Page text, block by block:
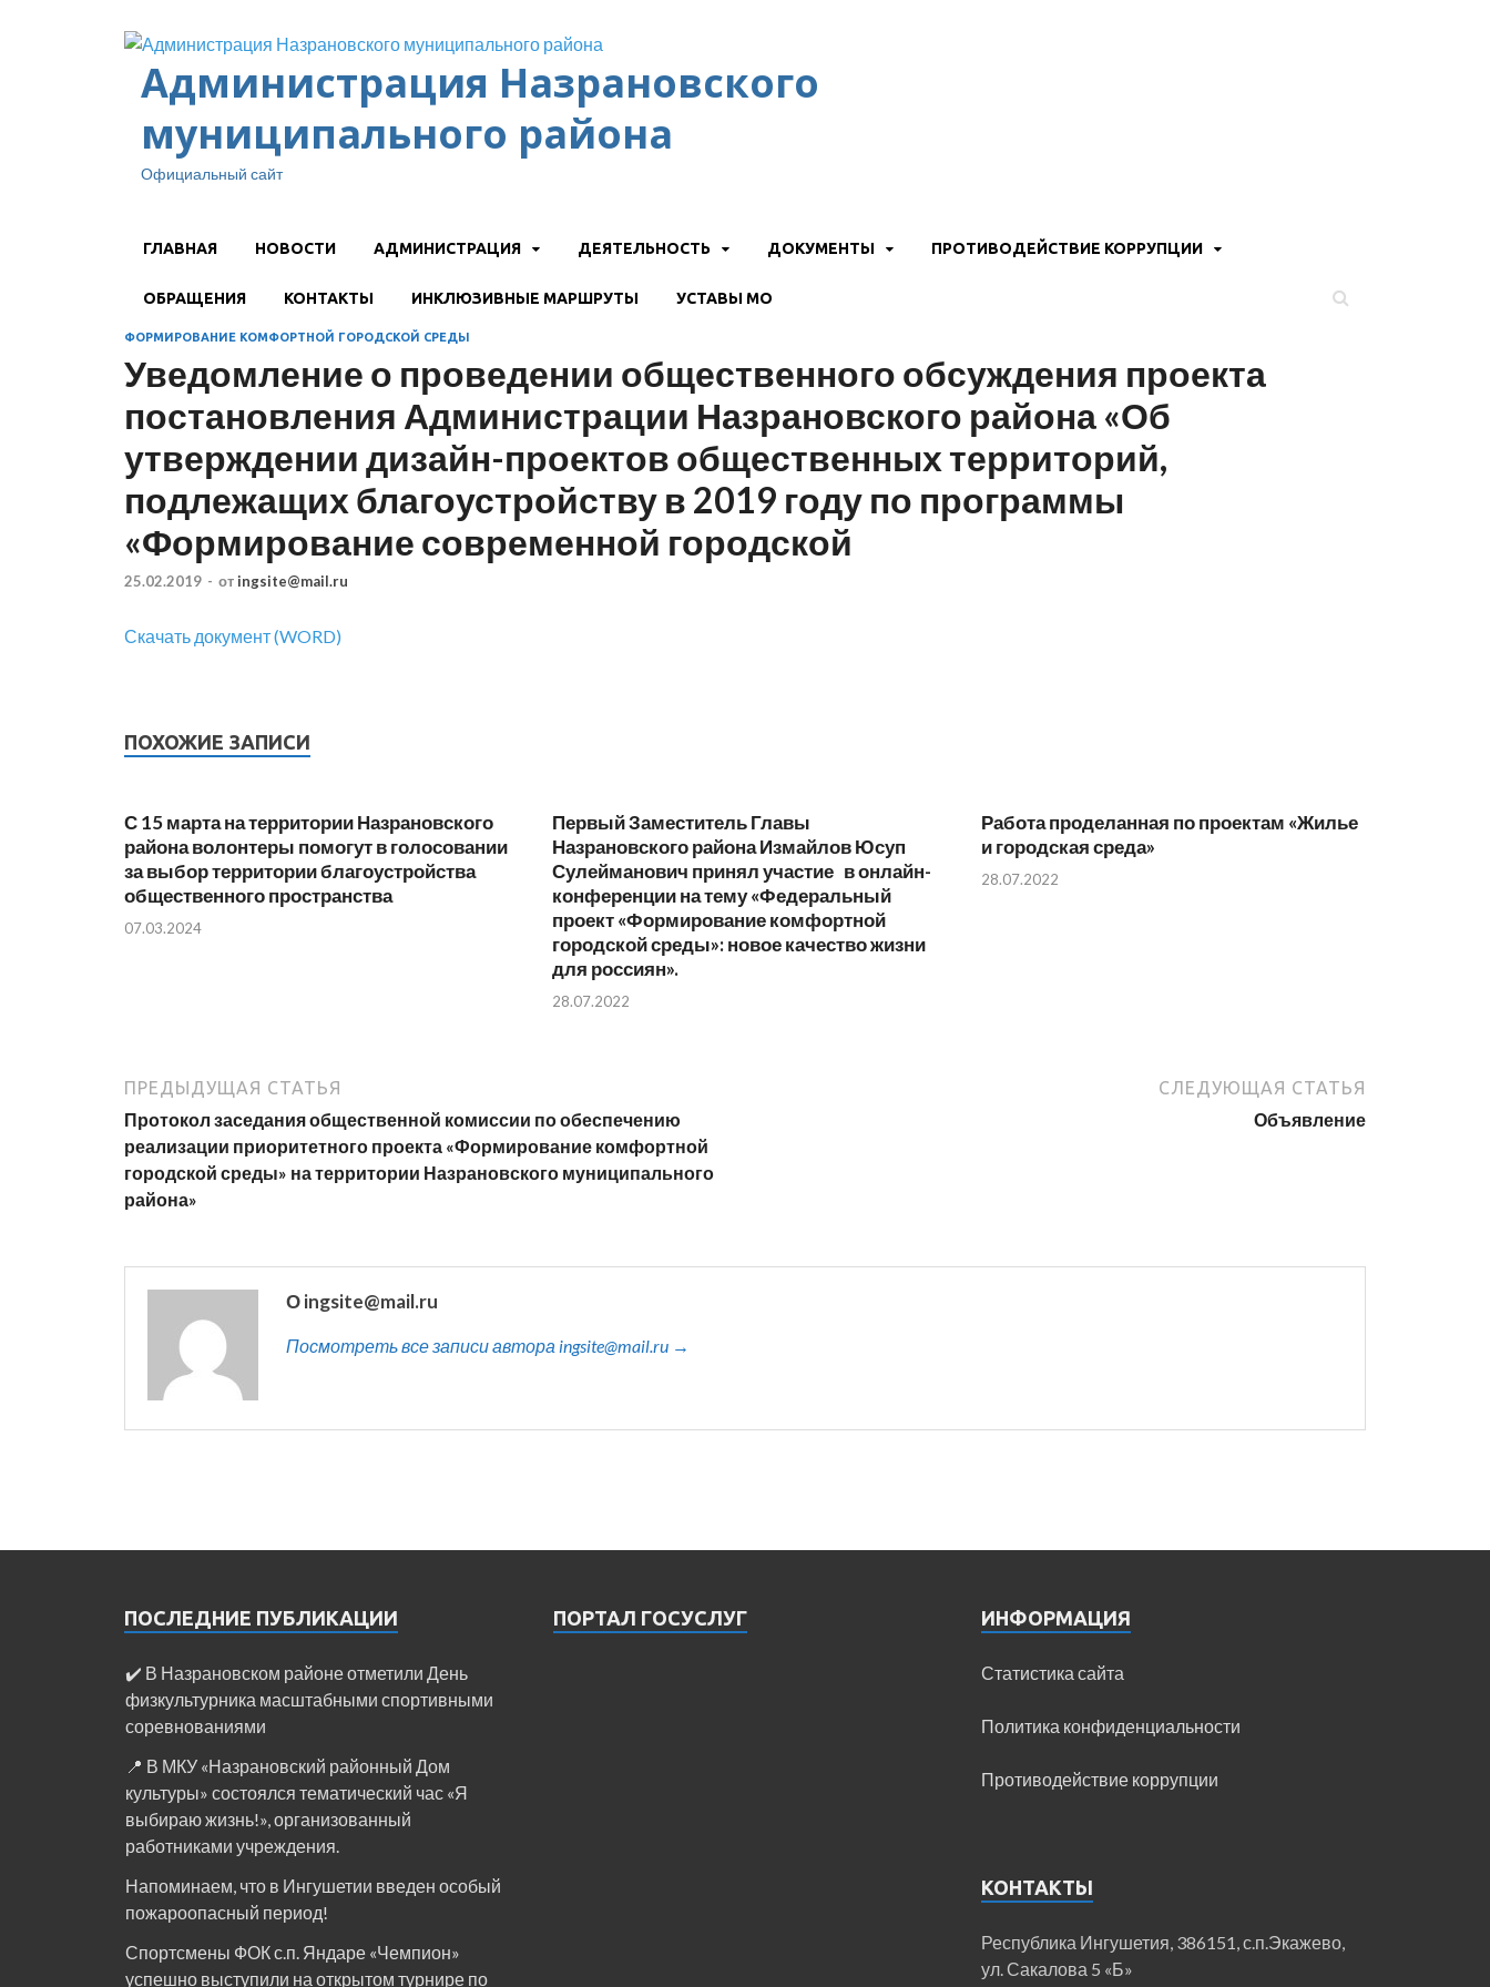
Администрация Назрановского
муниципального района
Официальный сайт
ГЛАВНАЯ НОВОСТИ АДМИНИСТРАЦИЯ ДЕЯТЕЛЬНОСТЬ ДОКУМЕНТЫ ПРОТИВОДЕЙСТВИЕ КОРРУПЦИИ
ОБРАЩЕНИЯ КОНТАКТЫ ИНКЛЮЗИВНЫЕ МАРШРУТЫ УСТАВЫ МО
ФОРМИРОВАНИЕ КОМФОРТНОЙ ГОРОДСКОЙ СРЕДЫ
Уведомление о проведении общественного обсуждения проекта
постановления Администрации Назрановского района «Об
утверждении дизайн-проектов общественных территорий,
подлежащих благоустройству в 2019 году по программы
«Формирование современной городской
25.02.2019 - от ingsite@mail.ru
Скачать документ (WORD)
ПОХОЖИЕ ЗАПИСИ
С 15 марта на территории Назрановского
района волонтеры помогут в голосовании
за выбор территории благоустройства
общественного пространства
07.03.2024
Первый Заместитель Главы
Назрановского района Измайлов Юсуп
Сулейманович принял участие в онлайн-
конференции на тему «Федеральный
проект «Формирование комфортной
городской среды»: новое качество жизни
для россиян».
28.07.2022
Работа проделанная по проектам «Жилье
и городская среда»
28.07.2022
ПРЕДЫДУЩАЯ СТАТЬЯ
Протокол заседания общественной комиссии по обеспечению
реализации приоритетного проекта «Формирование комфортной
городской среды» на территории Назрановского муниципального
района»
СЛЕДУЮЩАЯ СТАТЬЯ
Объявление
О ingsite@mail.ru
Посмотреть все записи автора ingsite@mail.ru →
ПОСЛЕДНИЕ ПУБЛИКАЦИИ
✔️ В Назрановском районе отметили День
физкультурника масштабными спортивными
соревнованиями
📍 В МКУ «Назрановский районный Дом
культуры» состоялся тематический час «Я
выбираю жизнь!», организованный
работниками учреждения.
Напоминаем, что в Ингушетии введен особый
пожароопасный период!⁣⁣⠀
Спортсмены ФОК с.п. Яндаре «Чемпион»
успешно выступили на открытом турнире по
ПОРТАЛ ГОСУСЛУГ ИНФОРМАЦИЯ
Статистика сайта
Политика конфиденциальности
Противодействие коррупции
КОНТАКТЫ
Республика Ингушетия, 386151, с.п.Экажево,
ул. Сакалова 5 «Б»